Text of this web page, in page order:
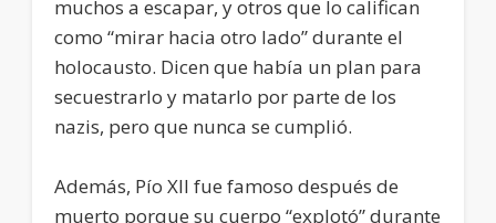
muchos a escapar, y otros que lo califican
como “mirar hacia otro lado” durante el
holocausto. Dicen que había un plan para
secuestrarlo y matarlo por parte de los
nazis, pero que nunca se cumplió.
Además, Pío XII fue famoso después de
muerto porque su cuerpo “explotó” durante